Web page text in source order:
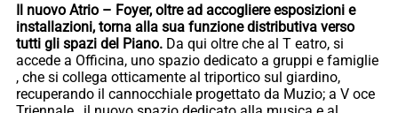
Il nuovo Atrio – Foyer, oltre ad accogliere esposizioni e
installazioni, torna alla sua funzione distributiva verso
tutti gli spazi del Piano. Da qui oltre che al T eatro, si
accede a Officina, uno spazio dedicato a gruppi e famiglie
, che si collega otticamente al triportico sul giardino,
recuperando il cannocchiale progettato da Muzio; a V oce